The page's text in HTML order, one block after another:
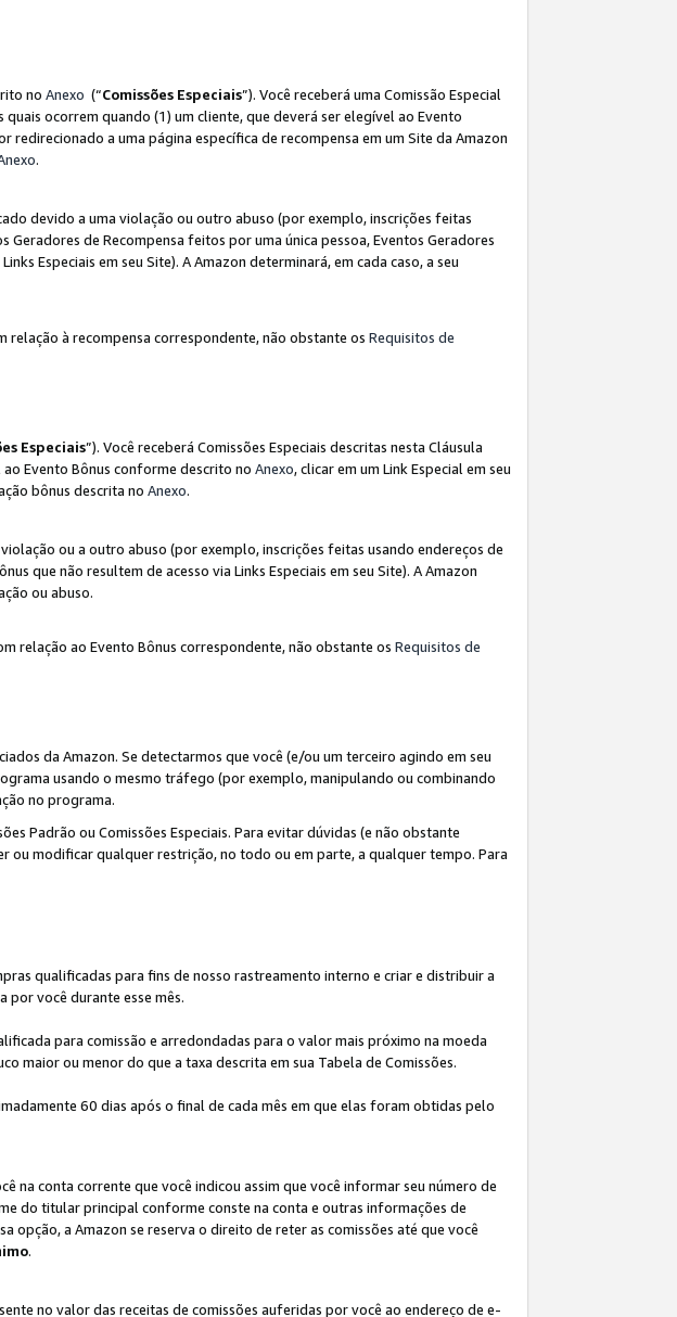
no Anexo (“Comissões Especiais”). Você receberá uma Comissão Especial
quais ocorrem quando (1) um cliente, que deverá ser elegível ao Evento
redirecionado a uma página específica de recompensa em um Site da Amazon
.
devido a uma violação ou outro abuso (por exemplo, inscrições feitas
de Recompensa feitos por uma única pessoa, Eventos Geradores
Especiais em seu Site). A Amazon determinará, em cada caso, a seu
relação à recompensa correspondente, não obstante os Requisitos de
Especiais”). Você receberá Comissões Especiais descritas nesta Cláusula
Evento Bônus conforme descrito no Anexo, clicar em um Link Especial em seu
bônus descrita no Anexo.
ou a outro abuso (por exemplo, inscrições feitas usando endereços de
que não resultem de acesso via Links Especiais em seu Site). A Amazon
ou abuso.
relação ao Evento Bônus correspondente, não obstante os Requisitos de
da Amazon. Se detectarmos que você (e/ou um terceiro agindo em seu
usando o mesmo tráfego (por exemplo, manipulando ou combinando
no programa.
Padrão ou Comissões Especiais. Para evitar dúvidas (e não obstante
modificar qualquer restrição, no todo ou em parte, a qualquer tempo. Para
qualificadas para fins de nosso rastreamento interno e criar e distribuir a
por você durante esse mês.
para comissão e arredondadas para o valor mais próximo na moeda
maior ou menor do que a taxa descrita em sua Tabela de Comissões.
60 dias após o final de cada mês em que elas foram obtidas pelo
na conta corrente que você indicou assim que você informar seu número de
do titular principal conforme conste na conta e outras informações de
opção, a Amazon se reserva o direito de reter as comissões até que você
.
no valor das receitas de comissões auferidas por você ao endereço de e-